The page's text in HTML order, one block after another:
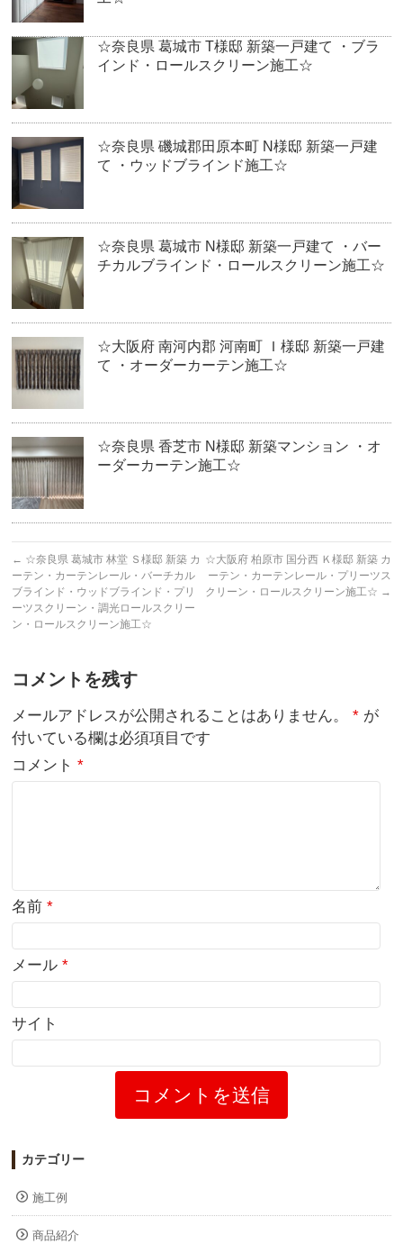
☆奈良県 葛城市 T様邸 新築一戸建て ・ブラ
インド・ロールスクリーン施工☆
☆奈良県 磯城郡田原本町 N様邸 新築一戸建
て ・ウッドブラインド施工☆
☆奈良県 葛城市 N様邸 新築一戸建て ・バー
チカルブラインド・ロールスクリーン施工☆
☆大阪府 南河内郡 河南町 Ｉ様邸 新築一戸建
て ・オーダーカーテン施工☆
☆奈良県 香芝市 N様邸 新築マンション ・オ
ーダーカーテン施工☆
← ☆奈良県 葛城市 林堂 Ｓ様邸 新築 カ
ーテン・カーテンレール・バーチカル
ブラインド・ウッドブラインド・プリ
ーツスクリーン・調光ロールスクリー
ン・ロールスクリーン施工☆
☆大阪府 柏原市 国分西 Ｋ様邸 新築 カ
ーテン・カーテンレール・プリーツス
クリーン・ロールスクリーン施工☆ →
コメントを残す
メールアドレスが公開されることはありません。 * が
付いている欄は必須項目です
コメント*
名前*
メール*
サイト
カテゴリー
施工例
商品紹介